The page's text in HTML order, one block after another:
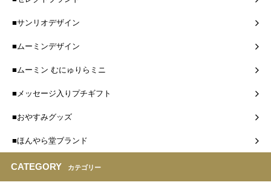
■サンリオデザイン
■ムーミンデザイン
■ムーミン むにゅりらミニ
■メッセージ入りプチギフト
■おやすみグッズ
■ほんやら堂ブランド
CATEGORY カテゴリー